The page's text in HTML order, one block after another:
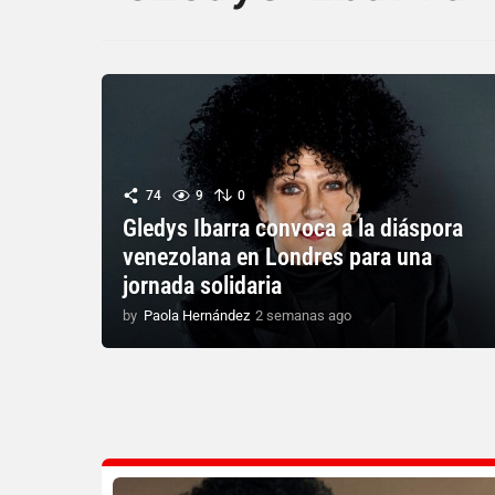
74 9 0
Gledys Ibarra convoca a la diáspora
venezolana en Londres para una
jornada solidaria
by Paola Hernández 2 semanas ago
s